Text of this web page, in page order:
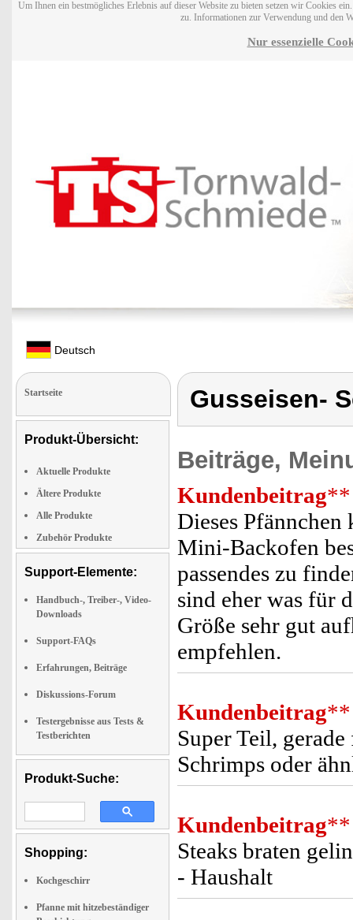
Um Ihnen ein bestmögliches Erlebnis auf dieser Website zu bieten setzen wir Cookies
zu. Informationen zur Verwendung und den
Nur essenzielle
Deutsch
Startseite
Produkt-Übersicht:
Aktuelle Produkte
Ältere Produkte
Alle Produkte
Zubehör Produkte
Support-Elemente:
Handbuch-, Treiber-, Video-
Downloads
Support-FAQs
Erfahrungen, Beiträge
Diskussions-Forum
Testergebnisse aus Tests &
Testberichten
Produkt-Suche:
Shopping:
Kochgeschirr
Pfanne mit hitzebeständiger
Gusseisen-
Beiträge,
Kundenbeitrag**
Dieses
Mini-Backofen
passendes zu
sind eher was für
Größe sehr gut
empfehlen.
Kundenbeitrag**
Super Teil,
Schrimps oder
Kundenbeitrag**
Steaks braten
- Haushalt